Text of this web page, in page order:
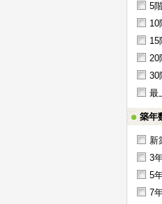
5
10
15
20
30
最
築年
新
3
5
7